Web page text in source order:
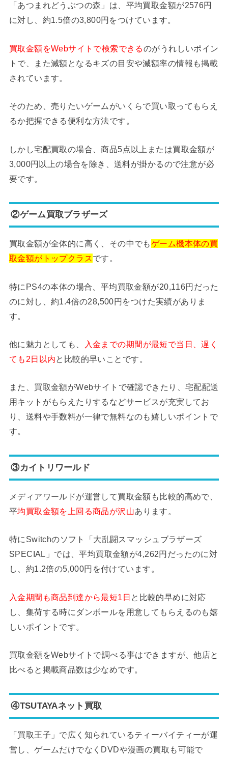
「あつまれどうぶつの森」は、平均買取金額が2576円
に対し、約1.5倍の3,800円をつけています。
買取金額をWebサイトで検索できるのがうれしいポイン
トで、また減額となるキズの目安や減額率の情報も掲載
されています。
そのため、売りたいゲームがいくらで買い取ってもらえ
るか把握できる便利な方法です。
しかし宅配買取の場合、商品5点以上または買取金額が
3,000円以上の場合を除き、送料が掛かるので注意が必
要です。
②ゲーム買取ブラザーズ
買取金額が全体的に高く、その中でもゲーム機本体の買
取金額がトップクラスです。
特にPS4の本体の場合、平均買取金額が20,116円だった
のに対し、約1.4倍の28,500円をつけた実績がありま
す。
他に魅力としても、
入金までの期間が最短で当日、遅く
ても2日以内と比較的早いことです。
また、買取金額がWebサイトで確認できたり、宅配配送
用キットがもらえたりするなどサービスが充実してお
り、送料や手数料が一律で無料なのも嬉しいポイントで
す。
③カイトリワールド
メディアワールドが運営して買取金額も比較的高めで、
平均買取金額を上回る商品が沢山あります。
特にSwitchのソフト「大乱闘スマッシュブラザーズ
SPECIAL」では、平均買取金額が4,262円だったのに対
し、約1.2倍の5,000円を付けています。
入金期間も商品到達から最短1日 と比較的早めに対応
し、集荷する時にダンボールを用意してもらえるのも嬉
しいポイントです。
買取金額をWebサイトで調べる事はできますが、他店と
比べると掲載商品数は少なめです。
④TSUTAYAネット買取
「買取王子」で広く知られているティーバイティーが運
営し、ゲームだけでなくDVDや漫画の買取も可能で